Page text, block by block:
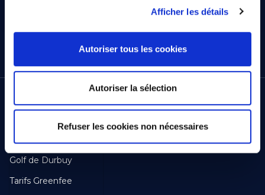
Afficher les détails
Autoriser tous les cookies
Autoriser la sélection
Refuser les cookies non nécessaires
Footer
First
GOLF
Golf de Durbuy
Tarifs Greenfee